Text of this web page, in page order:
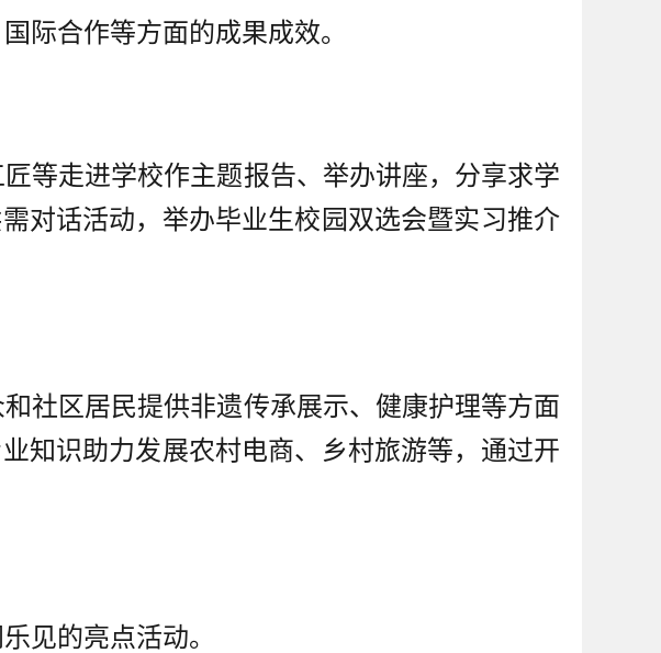
际合作等方面的成果成效。
等走进学校作主题报告、举办讲座，分享求学
对话活动，举办毕业生校园双选会暨实习推介
社区居民提供非遗传承展示、健康护理等方面
知识助力发展农村电商、乡村旅游等，通过开
见的亮点活动。